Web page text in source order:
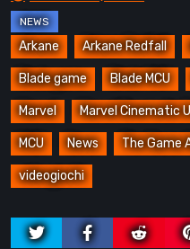
Arkane Arkane Redfall
Blade game Blade MCU
Marvel Marvel Cinematic
MCU News The Game
videogiochi